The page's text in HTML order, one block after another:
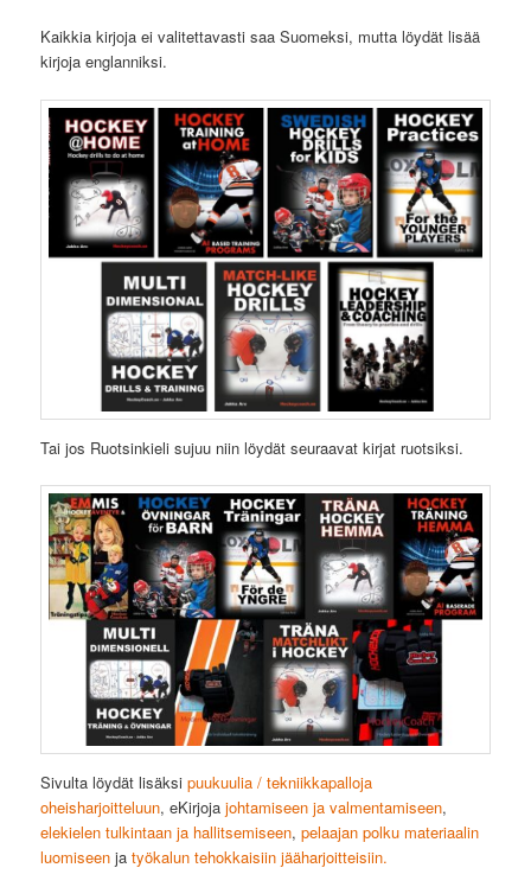
Kaikkia kirjoja ei valitettavasti saa Suomeksi, mutta löydät lisää
kirjoja englanniksi.
Tai jos Ruotsinkieli sujuu niin löydät seuraavat kirjat ruotsiksi.
Sivulta löydät lisäksipuukuulia / tekniikkapalloja
oheisharjoitteluun, eKirjojajohtamiseen ja valmentamiseen,
elekielen tulkintaan ja hallitsemiseen,pelaajan polku materiaalin
luomiseen jatyökalun tehokkaisiin jääharjoitteisiin.